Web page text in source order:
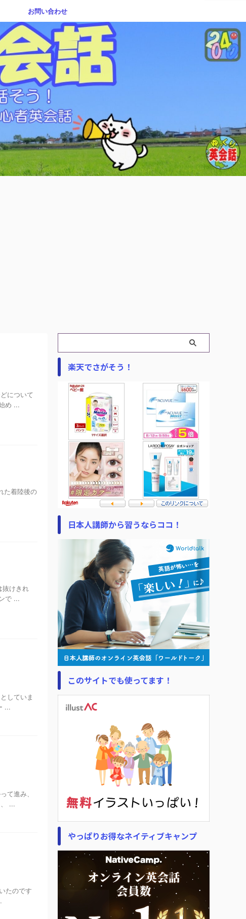
お問い合わせ
について
め ...
た着陸後の
抜けきれ
で ...
していま
...
て進み、
...
たのです
楽天でさがそう！
日本人講師から習うならココ！
このサイトでも使ってます！
やっぱりお得なネイティブキャンプ